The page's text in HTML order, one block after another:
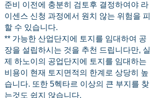
준비 이전에 충분히 검토후 결정하여야 라
이센스 신청 과정에서 원치 않는 위험을 피
할 수 있습니다.
** 가능한 산업단지에 토지를 임대하여 공
장을 설립하시는 것을 추천 드립니다만, 실
제 하노이의 공업단지에 토지를 임대하는
비용이 현재 토지면적의 한계로 상당히 높
습니다. 또한 5헥타르 이상의 큰 부지를 찾
는것도 쉽지 않습니다.